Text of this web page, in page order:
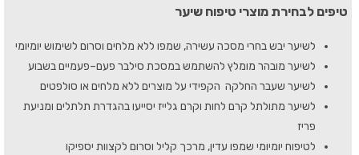
טיפים לבחירת מוצרי טיפוח שיער
לשיער יבש בחרי מסכה עשירה, שמפו ללא מלחים וסרום לשימוש יומיומי
לשיער מובהר מומלץ להשתמש במסכת סילבר פעם–פעמיים בשבוע
לשיער שעבר החלקה הקפידי על מוצרים ללא מלחים או סולפטים
לשיער מתולתל קרם לחות וקרם גלייז יסייעו בהגדרת תלתלים ומניעת
פריז
לטיפוח יומיומי שמפו עדין, מרכך קליל וסרום לקצוות יספיקו